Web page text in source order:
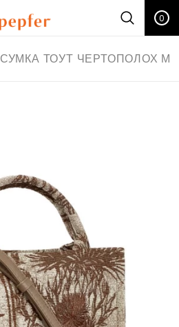
0
СУМКА ТОУТ ЧЕРТОПОЛОХ М